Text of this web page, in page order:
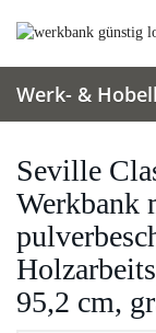
Werk- &
Seville
Werkbank
95,2 cm,